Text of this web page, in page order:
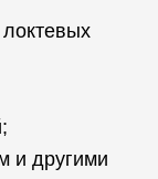
и другими